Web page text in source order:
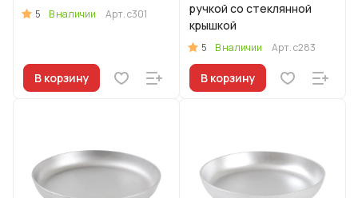
5 В наличии Арт.с301
В корзину
ручкой со стеклянной
крышкой
5 В наличии Арт.с283
В корзину